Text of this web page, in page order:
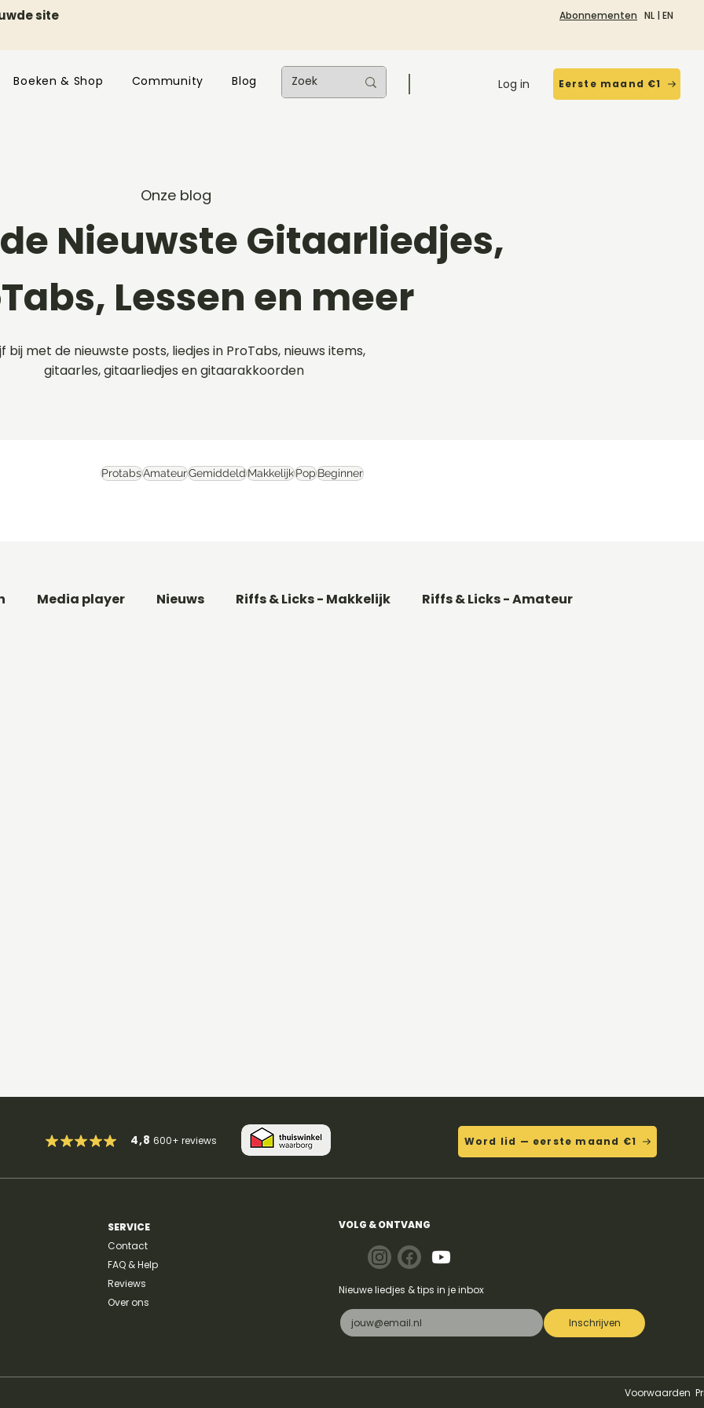
site Abonnementen NL | EN
Boeken & Shop Community Blog Log in Eerste maand €1
Onze blog
Nieuwste Gitaarliedjes,
Lessen en meer
bij met de nieuwste posts, liedjes in ProTabs, nieuws items,
gitaarles, gitaarliedjes en gitaarakkoorden
ProtabsAmateurGemiddeldMakkelijkPopBeginner
Media player Nieuws Riffs & Licks - Makkelijk Riffs & Licks - Amateur
4,8600+reviews Word lid — eerste maand €1
SERVICE
Contact
FAQ & Help
Reviews
Over ons
VOLG & ONTVANG
Nieuwe liedjes & tips in je inbox
Inschrijven
Voorwaarden